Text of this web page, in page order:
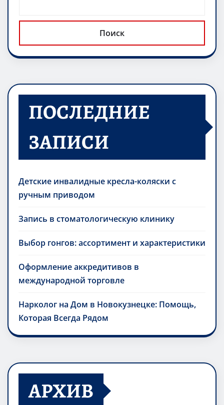
ki ь
Поиск
ПОСЛЕДНИЕ
ЗАПИСИ
Детские инвалидные кресла-коляски с
ручным приводом
Запись в стоматологическую клинику
Выбор гонгов: ассортимент и характеристики
Оформление аккредитивов в
международной торговле
Нарколог на Дом в Новокузнецке: Помощь,
Которая Всегда Рядом
АРХИВ